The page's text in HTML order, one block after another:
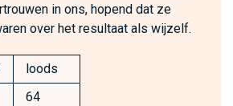
in ons, hopend dat ze
over het resultaat als wijzelf.
loods
64